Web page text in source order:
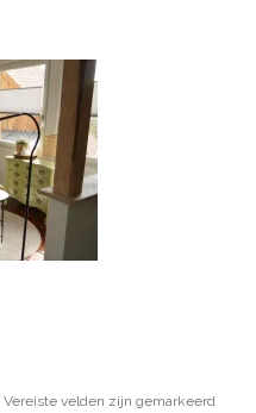
Vereiste velden zijn gemarkeerd